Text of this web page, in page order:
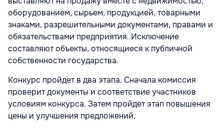
оборудованием, сырьем, продукцией, товарными
знаками, разрешительными документами, правами и
обязательствами предприятия. Исключение
составляют объекты, относящиеся к публичной
собственности государства.
Конкурс пройдет в два этапа. Сначала комиссия
проверит документы и соответствие участников
условиям конкурса. Затем пройдет этап повышения
цены и улучшения предложений.